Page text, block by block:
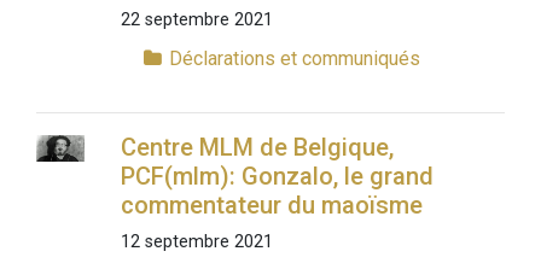
22 septembre 2021
Déclarations et communiqués
Centre MLM de Belgique,
PCF(mlm): Gonzalo, le grand
commentateur du maoïsme
12 septembre 2021